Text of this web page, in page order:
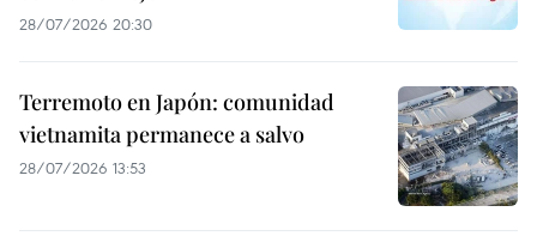
28/07/2026 20:30
Terremoto en Japón: comunidad
vietnamita permanece a salvo
28/07/2026 13:53